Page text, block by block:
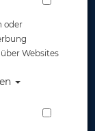
oder
Websites